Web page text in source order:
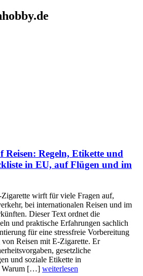
Reisen: Regeln, Etikette und
in EU, auf Flügen und im
wirft für viele Fragen auf,
bei internationalen Reisen und im
Dieser Text ordnet die
und praktische Erfahrungen sachlich
für eine stressfreie Vorbereitung
Reisen mit E-Zigarette. Er
gesetzliche
und soziale Etikette in
Warum […] weiterlesen